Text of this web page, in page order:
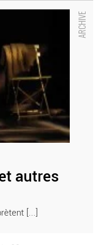
autres
[...]
- Critique sortie